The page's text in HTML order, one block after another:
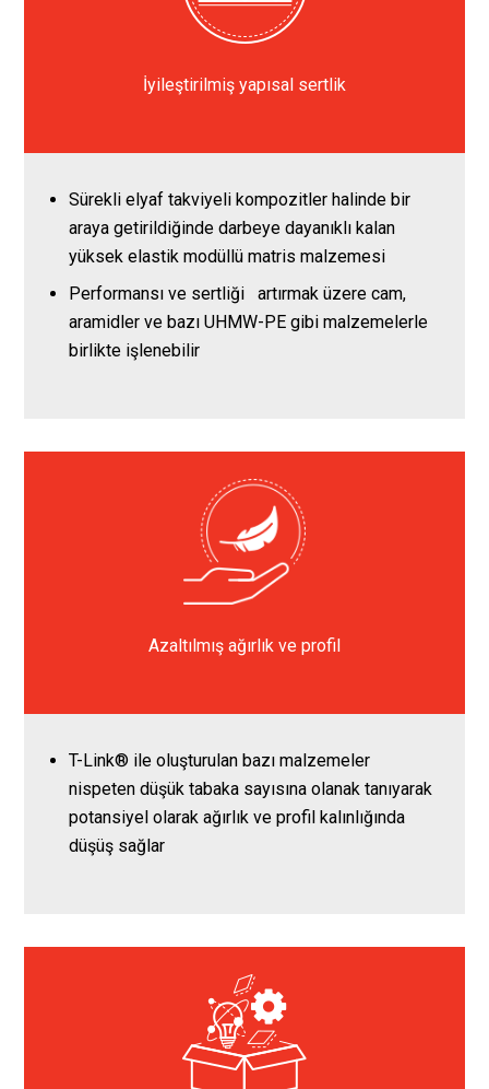
İyileştirilmiş yapısal sertlik
Sürekli elyaf takviyeli kompozitler halinde bir
araya getirildiğinde darbeye dayanıklı kalan
yüksek elastik modüllü matris malzemesi
Performansı ve sertliği artırmak üzere cam,
aramidler ve bazı UHMW-PE gibi malzemelerle
birlikte işlenebilir
Azaltılmış ağırlık ve profil
T-Link® ile oluşturulan bazı malzemeler
nispeten düşük tabaka sayısına olanak tanıyarak
potansiyel olarak ağırlık ve profil kalınlığında
düşüş sağlar